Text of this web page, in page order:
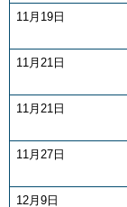
11月19日
11月21日
11月21日
11月27日
12月9日